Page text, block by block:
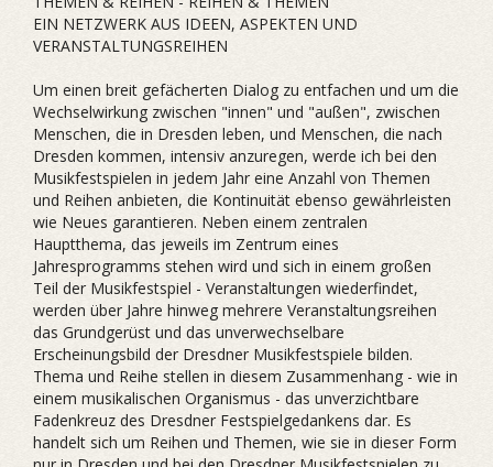
EIN NETZWERK AUS IDEEN, ASPEKTEN UND
VERANSTALTUNGSREIHEN
Um einen breit gefächerten Dialog zu entfachen und um die
Wechselwirkung zwischen "innen" und "außen", zwischen
Menschen, die in Dresden leben, und Menschen, die nach
Dresden kommen, intensiv anzuregen, werde ich bei den
Musikfestspielen in jedem Jahr eine Anzahl von Themen
und Reihen anbieten, die Kontinuität ebenso gewährleisten
wie Neues garantieren. Neben einem zentralen
Hauptthema, das jeweils im Zentrum eines
Jahresprogramms stehen wird und sich in einem großen
Teil der Musikfestspiel - Veranstaltungen wiederfindet,
werden über Jahre hinweg mehrere Veranstaltungsreihen
das Grundgerüst und das unverwechselbare
Erscheinungsbild der Dresdner Musikfestspiele bilden.
Thema und Reihe stellen in diesem Zusammenhang - wie in
einem musikalischen Organismus - das unverzichtbare
Fadenkreuz des Dresdner Festspielgedankens dar. Es
handelt sich um Reihen und Themen, wie sie in dieser Form